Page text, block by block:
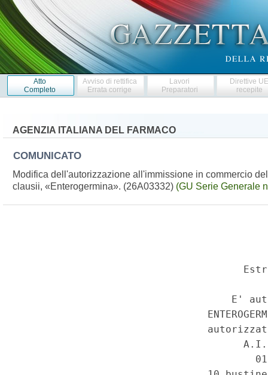
Atto
Completo
Avviso di rettifica
Errata corrige
Lavori
Preparatori
Direttive
recepite
AGENZIA ITALIANA DEL FARMACO
COMUNICATO
Modifica dell'autorizzazione all'immissione in commercio
clausii, «Enterogermina». (26A03332) (GU Serie Generale